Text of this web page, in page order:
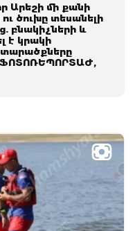
Արեշի մի քանի
ծուխը տեսանելի
բնակիչների և
է կրակի
ՖՈՏՈՌԵՊՈՐՏԱԺ,